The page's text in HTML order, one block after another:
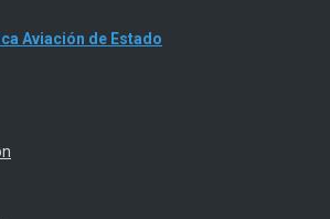
Aviación de Estado